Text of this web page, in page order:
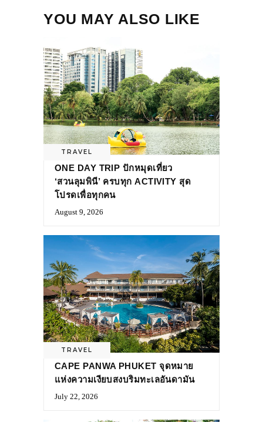
YOU MAY ALSO LIKE
TRAVEL
ONE DAY TRIP ปักหมุดเที่ยว
‘สวนลุมพินี’ ครบทุก ACTIVITY สุด
โปรดเพื่อทุกคน
August 9, 2026
TRAVEL
CAPE PANWA PHUKET จุดหมาย
แห่งความเงียบสงบริมทะเลอันดามัน
July 22, 2026